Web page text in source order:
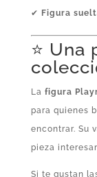
✔ Figura
⭐ Una
La figura
para quienes
encontrar. Su
pieza
Si te gustan